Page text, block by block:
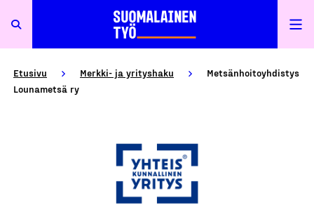
Etusivu Merkki- ja yrityshaku
Metsänhoitoyhdistys
Lounametsä ry